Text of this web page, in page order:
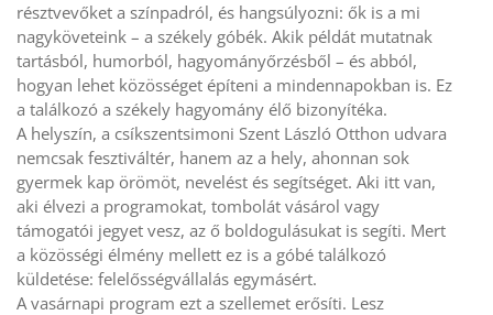
résztvevőket a színpadról, és hangsúlyozni: ők is a mi
nagyköveteink – a székely góbék. Akik példát mutatnak
tartásból, humorból, hagyományőrzésből – és abból,
hogyan lehet közösséget építeni a mindennapokban is. Ez
a találkozó a székely hagyomány élő bizonyítéka.
A helyszín, a csíkszentsimoni Szent László Otthon udvara
nemcsak fesztiváltér, hanem az a hely, ahonnan sok
gyermek kap örömöt, nevelést és segítséget. Aki itt van,
aki élvezi a programokat, tombolát vásárol vagy
támogatói jegyet vesz, az ő boldogulásukat is segíti. Mert
a közösségi élmény mellett ez is a góbé találkozó
küldetése: felelősségvállalás egymásért.
A vasárnapi program ezt a szellemet erősíti. Lesz